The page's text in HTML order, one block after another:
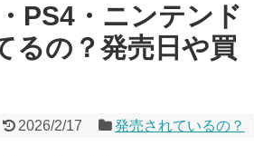
PS4・ニンテンド
るの？発売日や買
2026/2/17 発売されているの？